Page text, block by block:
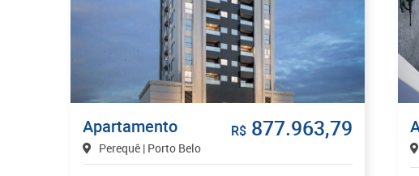
Apartamento
Perequê | Porto Belo
R$ 877.963,79